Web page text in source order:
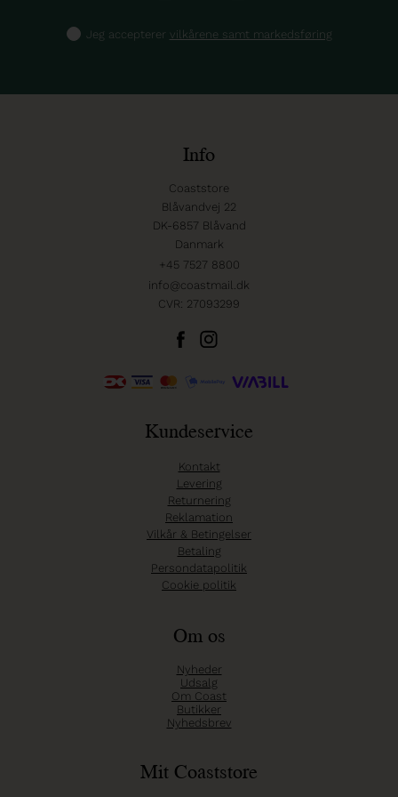
Jeg accepterer vilkårene samt markedsføring
Info
Coaststore
Blåvandvej 22
DK-6857 Blåvand
Danmark
+45 7527 8800
info@coastmail.dk
CVR: 27093299
Kundeservice
Kontakt
Levering
Returnering
Reklamation
Vilkår & Betingelser
Betaling
Persondatapolitik
Cookie politik
Om os
Nyheder
Udsalg
Om Coast
Butikker
Nyhedsbrev
Mit Coaststore